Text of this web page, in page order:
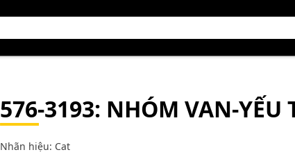
576-3193: NHÓM VAN-YẾU
Nhãn hiệu: Cat